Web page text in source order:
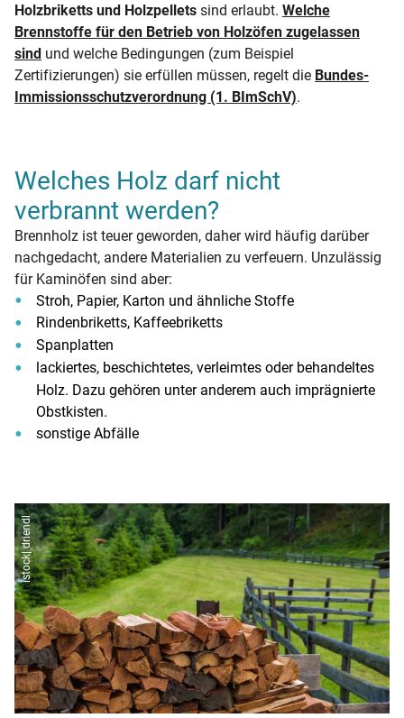
Holzbriketts und Holzpellets sind erlaubt. Welche
Brennstoffe für den Betrieb von Holzöfen zugelassen
sind und welche Bedingungen (zum Beispiel
Zertifizierungen) sie erfüllen müssen, regelt die Bundes-
Immissionsschutzverordnung (1. BImSchV).
Welches Holz darf nicht
verbrannt werden?
Brennholz ist teuer geworden, daher wird häufig darüber
nachgedacht, andere Materialien zu verfeuern. Unzulässig
für Kaminöfen sind aber:
Stroh, Papier, Karton und ähnliche Stoffe
Rindenbriketts, Kaffeebriketts
Spanplatten
lackiertes, beschichtetes, verleimtes oder behandeltes
Holz. Dazu gehören unter anderem auch imprägnierte
Obstkisten.
sonstige Abfälle
istock| driendl